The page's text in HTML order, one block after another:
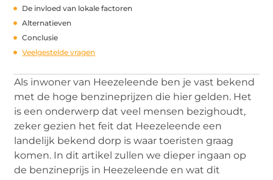
De invloed van lokale factoren
Alternatieven
Conclusie
Veelgestelde vragen
Als inwoner van Heezeleende ben je vast bekend
met de hoge benzineprijzen die hier gelden. Het
is een onderwerp dat veel mensen bezighoudt,
zeker gezien het feit dat Heezeleende een
landelijk bekend dorp is waar toeristen graag
komen. In dit artikel zullen we dieper ingaan op
de benzineprijs in Heezeleende en wat dit